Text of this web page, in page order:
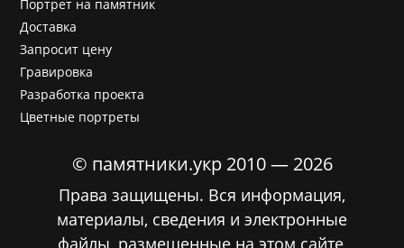
Портрет на памятник
Доставка
Запросит цену
Гравировка
Разработка проекта
Цветные портреты
© памятники.укр 2010 — 2026
Права защищены. Вся информация,
материалы, сведения и электронные
файлы, размещенные на этом сайте,